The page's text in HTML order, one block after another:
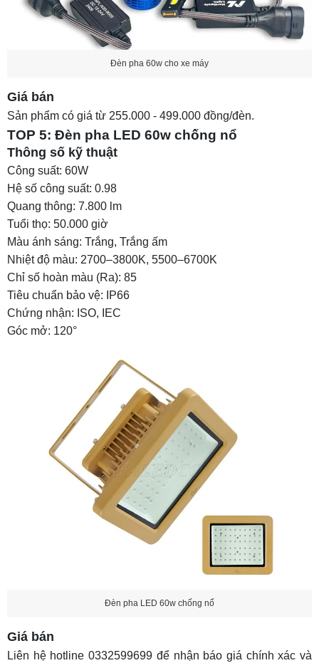
Đèn pha 60w cho xe máy
Giá bán
Sản phẩm có giá từ 255.000 - 499.000 đồng/đèn.
TOP 5: Đèn pha LED 60w chống nổ
Thông số kỹ thuật
Công suất: 60W
Hệ số công suất: 0.98
Quang thông: 7.800 lm
Tuổi thọ: 50.000 giờ
Màu ánh sáng: Trắng, Trắng ấm
Nhiệt độ màu: 2700–3800K, 5500–6700K
Chỉ số hoàn màu (Ra): 85
Tiêu chuẩn bảo vệ: IP66
Chứng nhận: ISO, IEC
Góc mở: 120°
Đèn pha LED 60w chống nổ
Giá bán
Liên hệ hotline 0332599699 để nhận báo giá chính xác và